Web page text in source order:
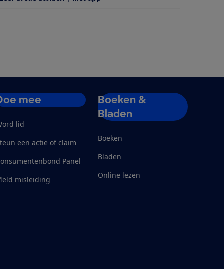
mee
lid
een actie of claim
Panel
misleiding
Boeken &
Bladen
Boeken
Bladen
Online lezen